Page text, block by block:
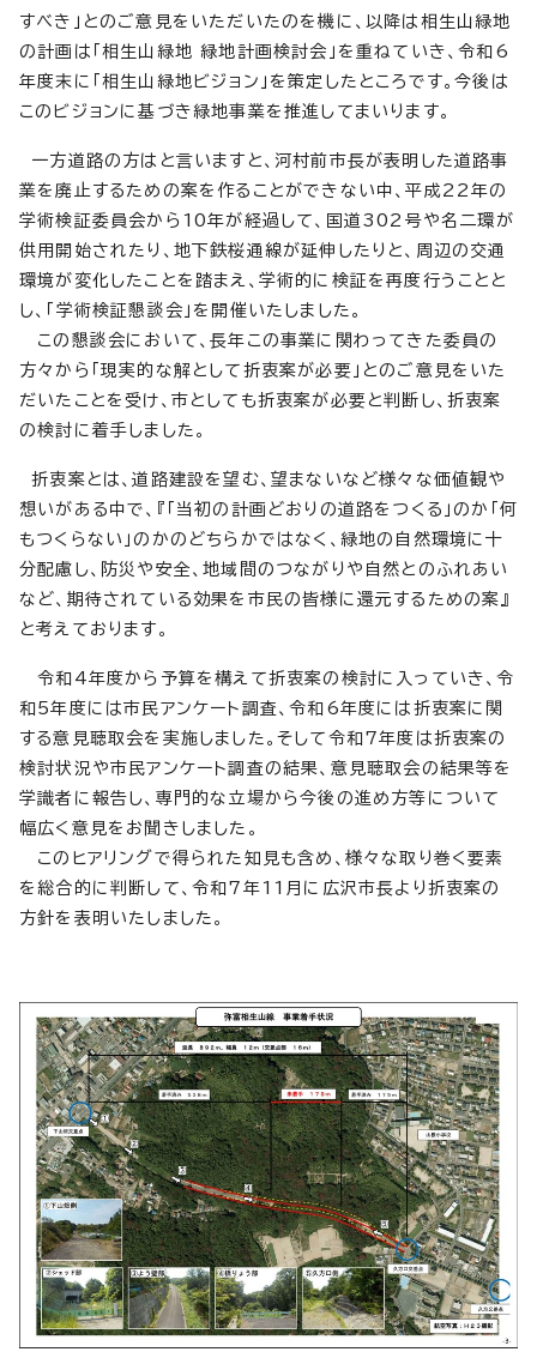
すべき」とのご意見をいただいたのを機に、以降は相生山緑地
の計画は「相生山緑地 緑地計画検討会」を重ねていき、令和6
年度末に「相生山緑地ビジョン」を策定したところです。今後は
このビジョンに基づき緑地事業を推進してまいります。
一方道路の方はと言いますと、河村前市長が表明した道路事
業を廃止するための案を作ることができない中、平成22年の
学術検証委員会から10年が経過して、国道302号や名二環が
供用開始されたり、地下鉄桜通線が延伸したりと、周辺の交通
環境が変化したことを踏まえ、学術的に検証を再度行うことと
し、「学術検証懇談会」を開催いたしました。
この懇談会において、長年この事業に関わってきた委員の
方々から「現実的な解として折衷案が必要」とのご意見をいた
だいたことを受け、市としても折衷案が必要と判断し、折衷案
の検討に着手しました。
折衷案とは、道路建設を望む、望まないなど様々な価値観や
想いがある中で、『「当初の計画どおりの道路をつくる」のか「何
もつくらない」のかのどちらかではなく、緑地の自然環境に十
分配慮し、防災や安全、地域間のつながりや自然とのふれあい
など、期待されている効果を市民の皆様に還元するための案』
と考えております。
令和4年度から予算を構えて折衷案の検討に入っていき、令
和5年度には市民アンケート調査、令和6年度には折衷案に関
する意見聴取会を実施しました。そして令和7年度は折衷案の
検討状況や市民アンケート調査の結果、意見聴取会の結果等を
学識者に報告し、専門的な立場から今後の進め方等について
幅広く意見をお聞きしました。
このヒアリングで得られた知見も含め、様々な取り巻く要素
を総合的に判断して、令和7年11月に広沢市長より折衷案の
方針を表明いたしました。